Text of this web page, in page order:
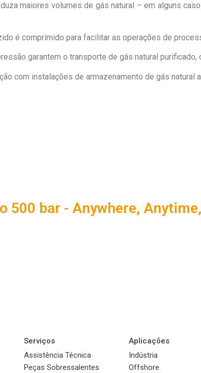
maiores volumes de gás natural – em alguns
é comprimido para facilitar as operações de
garantem o transporte de gás natural purificado,
com instalações de armazenamento de gás natural
500 bar - Anywhere,
Serviços
Assistência Técnica
Peças Sobressalentes
Aplicações
Indústria
Offshore